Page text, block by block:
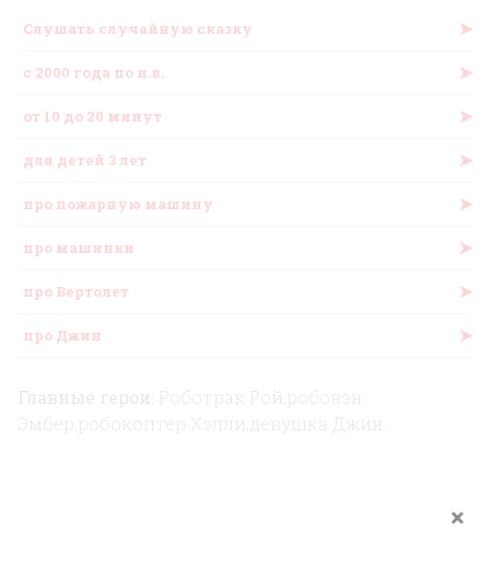
Слушать случайную сказку ➤
c 2000 года по н.в. ➤
от 10 до 20 минут ➤
для детей 3 лет ➤
про пожарную машину ➤
про машинки ➤
про Вертолет ➤
про Джин ➤
Главные герои: Роботрак Рой,робовэн
Эмбер,робокоптер Хэлли,девушка Джин.
. Эту и любую
×